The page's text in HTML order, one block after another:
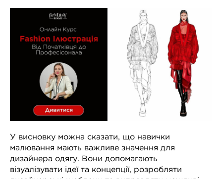
У висновку можна сказати, що навички
малювання мають важливе значення для
дизайнера одягу. Вони допомагають
візуалізувати ідеї та концепції, розробляти